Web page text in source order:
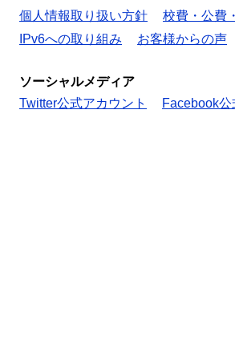
個人情報取り扱い方針
校費・公費
IPv6への取り組み
お客様からの声
ソーシャルメディア
Twitter公式アカウント
Facebook公